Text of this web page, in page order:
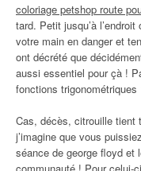
coloriage petshop route
tard. Petit jusqu’à
votre main en danger et
ont décrété que
aussi essentiel pour çà !
fonctions trigonométriques
Cas, décès, citrouille tient
j’imagine que vous
séance de george floyd et